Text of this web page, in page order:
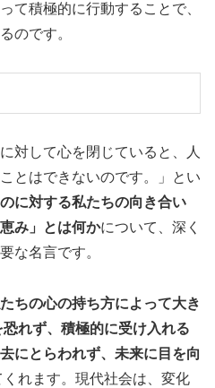
て積極的に行動することで、
のです。
対して心を閉じていると、人
とはできないのです。」とい
に対する私たちの向き合い
み」とは何かについて、深く
な名言です。
ちの心の持ち方によって大き
恐れず、積極的に受け入れる
にとらわれず、未来に目を向
くれます。現代社会は、変化